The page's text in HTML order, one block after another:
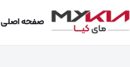
صفحه اصلی